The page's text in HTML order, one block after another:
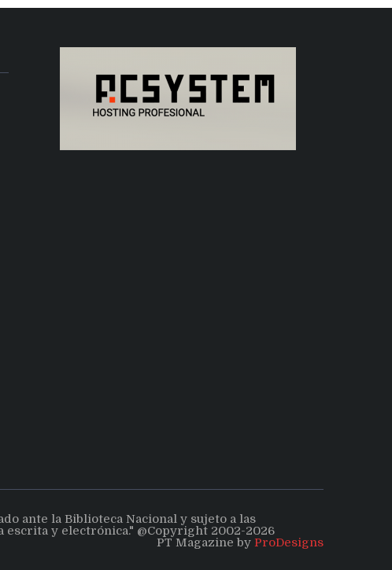
ante la Biblioteca Nacional y sujeto a las
y electrónica." @Copyright 2002-2026
PT Magazine by ProDesigns